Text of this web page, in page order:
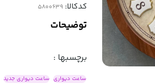
کدکالا:
توضیحات
برچسبها :
ساعت دیواری ساعت دیواری جدید